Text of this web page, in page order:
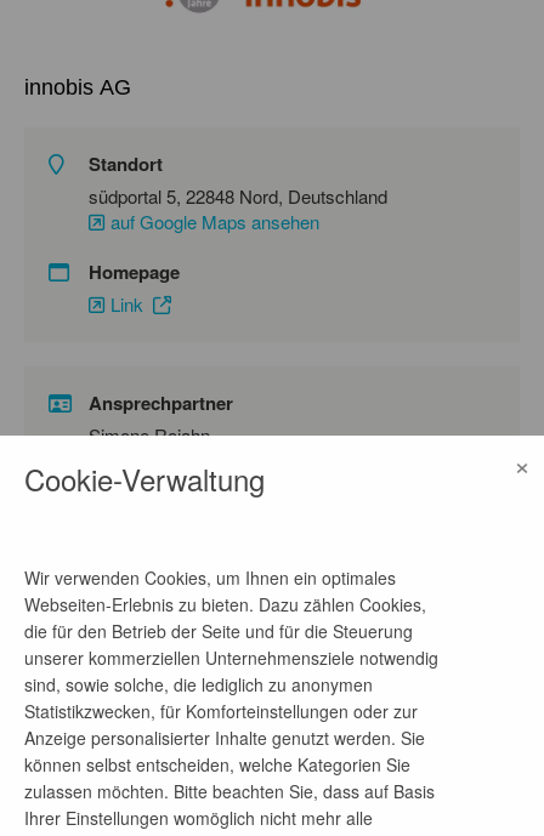
innobis AG
Standort
südportal 5, 22848 Nord, Deutschland
auf Google Maps ansehen
Homepage
Link
Ansprechpartner
Simone Rojahn
Telefon-Nr.
E-Mail-Adresse
karriere@innobis.de
Firmenprofil
Wir sind Tech-Experte, Digitalisierer und
Teamplayer.
Seit 35 Jahren machen wir die IT unserer Kunden
Cookie-Verwaltung ×
Wir verwenden Cookies, um Ihnen ein optimales
Webseiten-Erlebnis zu bieten. Dazu zählen Cookies,
die für den Betrieb der Seite und für die Steuerung
unserer kommerziellen Unternehmensziele notwendig
sind, sowie solche, die lediglich zu anonymen
Statistikzwecken, für Komforteinstellungen oder zur
Anzeige personalisierter Inhalte genutzt werden. Sie
können selbst entscheiden, welche Kategorien Sie
zulassen möchten. Bitte beachten Sie, dass auf Basis
Ihrer Einstellungen womöglich nicht mehr alle